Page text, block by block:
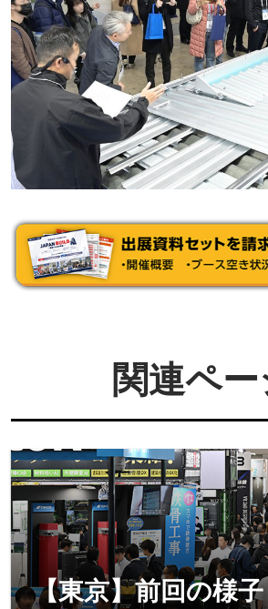
関連ペ
【東京】前回の様子